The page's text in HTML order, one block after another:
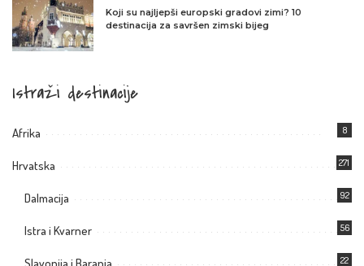
Koji su najljepši europski gradovi zimi? 10
destinacija za savršen zimski bijeg
Istraži destinacije
Afrika 8
Hrvatska 271
Dalmacija 92
Istra i Kvarner 56
22